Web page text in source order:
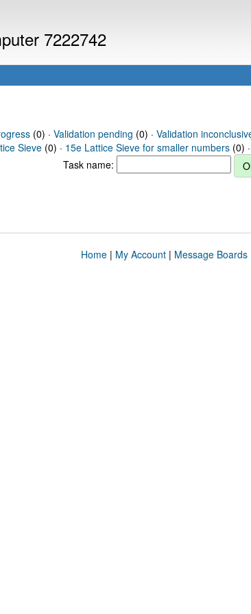
7222742
(0) · Validation pending (0) · Validation
Sieve (0) · 15e Lattice Sieve for smaller numbers (0) ·
Task name:
Home| My Account| Message Boards